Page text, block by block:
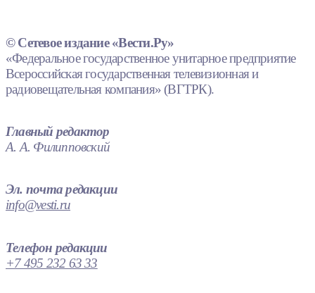
© Сетевое издание «Вести.Ру»
«Федеральное государственное унитарное предприятие
Всероссийская государственная телевизионная и
радиовещательная компания» (ВГТРК).
Главный редактор
А. А. Филипповский
Эл. почта редакции
info@vesti.ru
Телефон редакции
+7 495 232 63 33